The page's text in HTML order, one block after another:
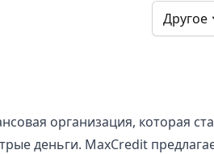
Другое
организация, которая
деньги. MaxCredit